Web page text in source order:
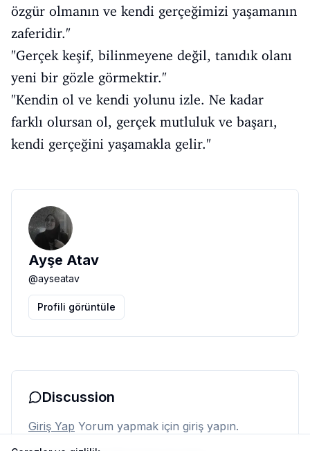
özgür olmanın ve kendi gerçeğimizi yaşamanın
zaferidir."
"Gerçek keşif, bilinmeyene değil, tanıdık olanı
yeni bir gözle görmektir."
"Kendin ol ve kendi yolunu izle. Ne kadar
farklı olursan ol, gerçek mutluluk ve başarı,
kendi gerçeğini yaşamakla gelir."
Ayşe Atav
@ayseatav
Profili görüntüle
Discussion
Giriş Yap Yorum yapmak için giriş yapın.